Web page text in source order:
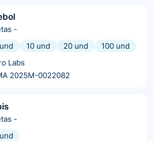
-
10 und 20 und
100 und
Labs
2025M-0022082
-